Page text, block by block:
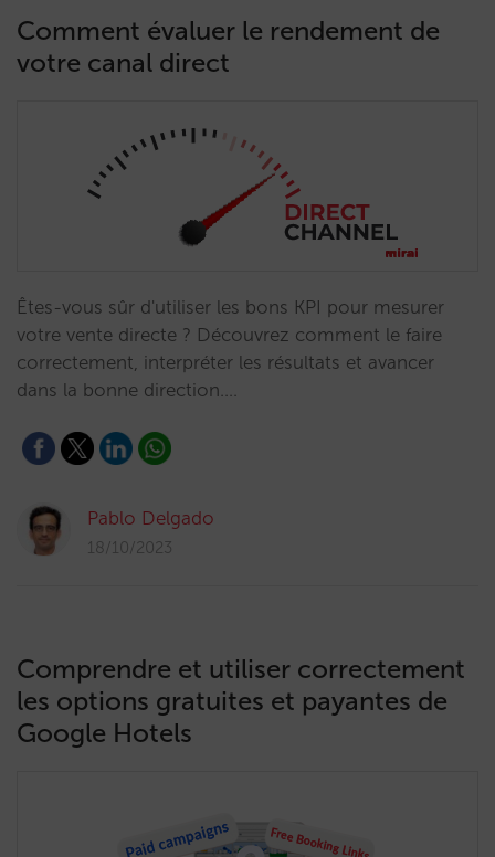
Comment évaluer le rendement de
votre canal direct
Êtes-vous sûr d'utiliser les bons KPI pour mesurer
votre vente directe ? Découvrez comment le faire
correctement, interpréter les résultats et avancer
dans la bonne direction.…
Pablo Delgado
18/10/2023
Comprendre et utiliser correctement
les options gratuites et payantes de
Google Hotels